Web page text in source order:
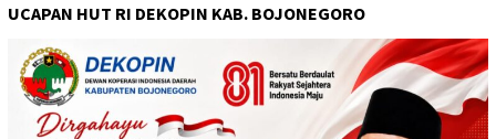
UCAPAN HUT RI DEKOPIN KAB. BOJONEGORO